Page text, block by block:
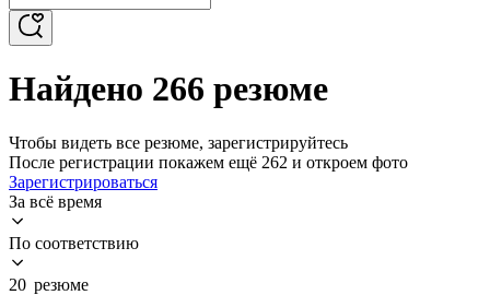
Найдено 266 резюме
Чтобы видеть все резюме, зарегистрируйтесь
После регистрации покажем ещё 262 и откроем фото
Зарегистрироваться
За всё время
По соответствию
20 резюме